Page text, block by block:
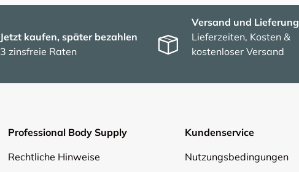
Jetzt kaufen, später bezahlen
3 zinsfreie Raten
Versand und Lieferung
Lieferzeiten, Kosten &
kostenloser Versand
Professional Body Supply
Rechtliche Hinweise
Kundenservice
Nutzungsbedingungen